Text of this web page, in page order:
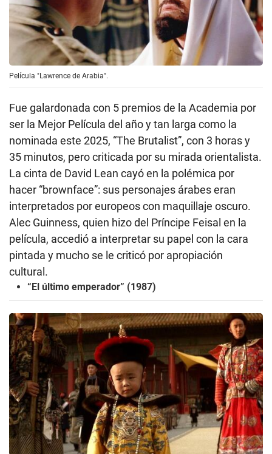
Película "Lawrence de Arabia".
Fue galardonada con 5 premios de la Academia por
ser la Mejor Película del año y tan larga como la
nominada este 2025, “The Brutalist”, con 3 horas y
35 minutos, pero criticada por su mirada orientalista.
La cinta de David Lean cayó en la polémica por
hacer “brownface”: sus personajes árabes eran
interpretados por europeos con maquillaje oscuro.
Alec Guinness, quien hizo del Príncipe Feisal en la
película, accedió a interpretar su papel con la cara
pintada y mucho se le criticó por apropiación
cultural.
“El último emperador” (1987)